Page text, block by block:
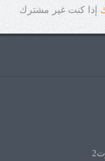
إذا كنت غير مشترك